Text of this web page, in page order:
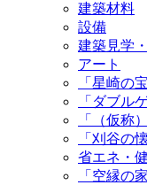
建築材料
設備
建築見学
アート
「星崎の
「ダブル
「（仮称
「刈谷の
省エネ・
「空縁の